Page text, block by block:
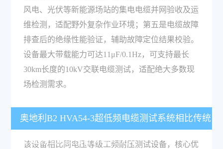
风电、光伏等新能源场站的集电电缆并网验收及运
维检测，适配野外复杂作业环境；第五是电缆故障
排查后的绝缘性能验证，辅助故障定位结果校验。
设备最大带载能力可达11μF/0.1Hz，可支持最长
30km长度的10kV交联电缆测试，适配绝大多数现
场检测需求。
奥地利B2 HVA54-3超低频电缆测试系统相比传统
工频耐压测试设备有哪些优势？
该设备相比同电压等级工频耐压测试设备，核心优